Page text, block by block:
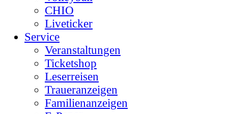
CHIO
Liveticker
Service
Veranstaltungen
Ticketshop
Leserreisen
Traueranzeigen
Familienanzeigen